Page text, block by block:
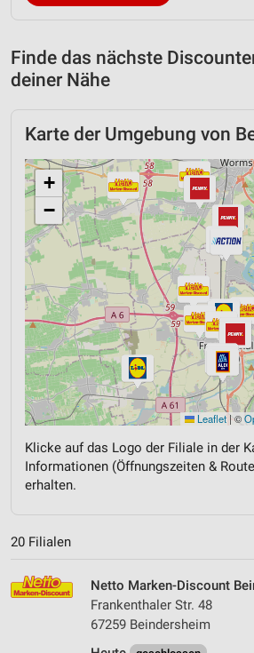
Finde das nächste
deiner Nähe
Karte der Umgebung von
+
−
Leaflet | ©
Klicke auf das Logo der Filiale in der
Informationen (Öffnungszeiten &
erhalten.
20 Filialen
Netto Marken-Discount
Frankenthaler Str. 48
67259 Beindersheim